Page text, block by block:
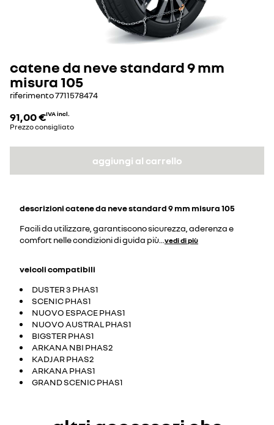
catene da neve standard 9 mm
misura 105
riferimento7711578474
91,00 €IVA incl.
Prezzo consigliato
aggiungi al carrello
descrizionicatene da neve standard 9 mm misura 105
Facili da utilizzare, garantiscono sicurezza, aderenza e
comfort nelle condizioni di guida più vedi di più
veicoli compatibili
DUSTER 3 PHAS1
SCENIC PHAS1
NUOVO ESPACE PHAS1
NUOVO AUSTRAL PHAS1
BIGSTER PHAS1
ARKANA NBI PHAS2
KADJAR PHAS2
ARKANA PHAS1
GRAND SCENIC PHAS1